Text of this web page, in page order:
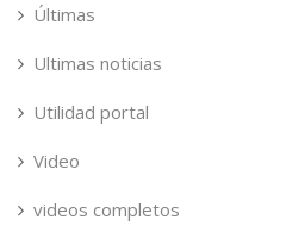
Últimas
Ultimas noticias
Utilidad portal
Video
videos completos